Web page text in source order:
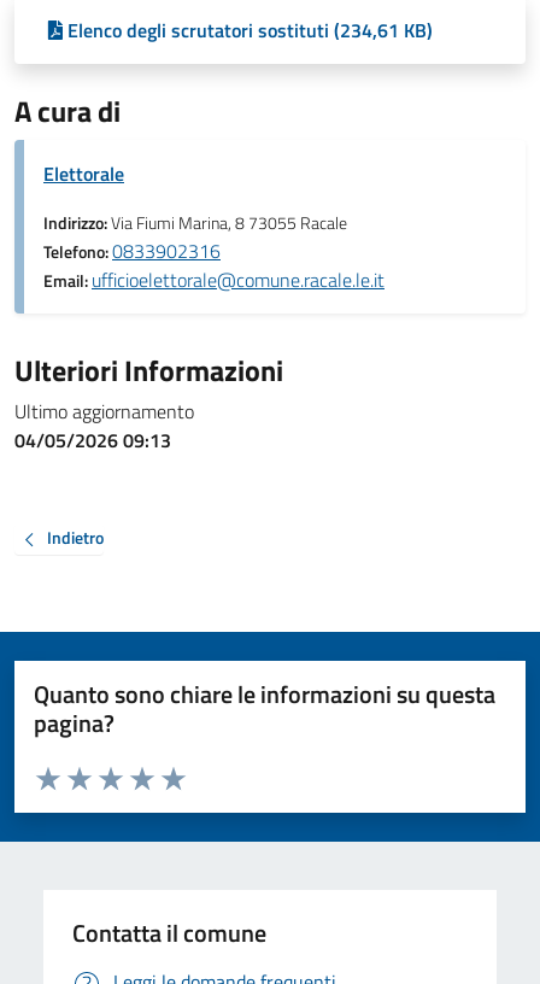
Elenco degli scrutatori sostituti (234,61 KB)
A cura di
Elettorale
Indirizzo:Via Fiumi Marina, 8 73055 Racale
Telefono:0833902316
Email:ufficioelettorale@comune.racale.le.it
Ulteriori Informazioni
Ultimo aggiornamento
04/05/2026 09:13
Indietro
Quanto sono chiare le informazioni su questa
pagina?
Valuta da 1 a 5 stelle la pagina
Valuta 5 stelle su 5
Valuta 4 stelle su 5
Valuta 3 stelle su 5
Valuta 2 stelle su 5
Valuta 1 stelle su 5
Contatta il comune